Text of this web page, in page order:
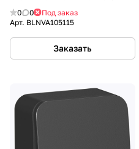
0 0
Под заказ
Арт. BLNVA105115
Заказать